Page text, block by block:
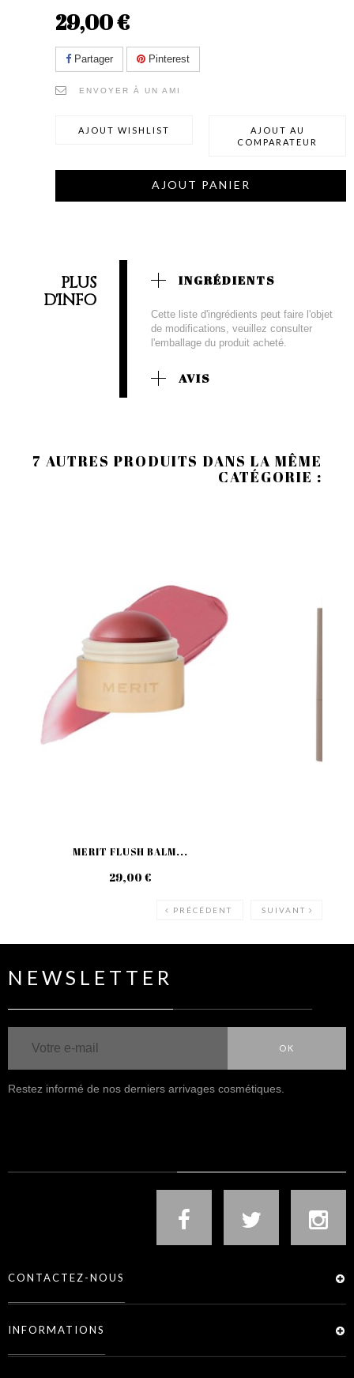
29,00 €
Partager Pinterest
ENVOYER À UN AMI
AJOUT WISHLIST
AJOUT AU
COMPARATEUR
AJOUT PANIER
PLUS
D'INFO
INGRÉDIENTS
Cette liste d'ingrédients peut faire l'objet
de modifications, veuillez consulter
l'emballage du produit acheté.
AVIS
7 AUTRES PRODUITS DANS LA MÊME
CATÉGORIE :
MERIT FLUSH BALM...
29,00 €
PRÉCÉDENT SUIVANT
NEWSLETTER
OK
Restez informé de nos derniers arrivages cosmétiques.
CONTACTEZ-NOUS
INFORMATIONS